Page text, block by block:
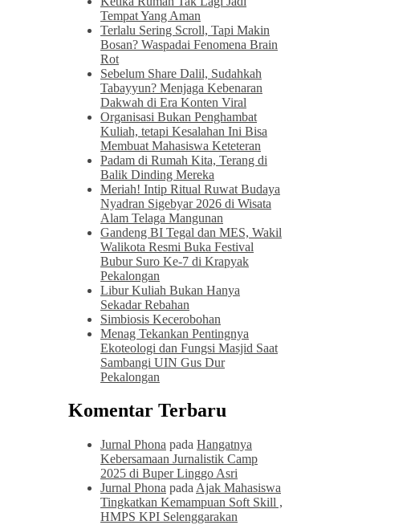
Tempat Yang Aman
Terlalu Sering Scroll, Tapi Makin
Bosan? Waspadai Fenomena Brain
Rot
Sebelum Share Dalil, Sudahkah
Tabayyun? Menjaga Kebenaran
Dakwah di Era Konten Viral
Organisasi Bukan Penghambat
Kuliah, tetapi Kesalahan Ini Bisa
Membuat Mahasiswa Keteteran
Padam di Rumah Kita, Terang di
Balik Dinding Mereka
Meriah! Intip Ritual Ruwat Budaya
Nyadran Sigebyar 2026 di Wisata
Alam Telaga Mangunan
Gandeng BI Tegal dan MES, Wakil
Walikota Resmi Buka Festival
Bubur Suro Ke-7 di Krapyak
Pekalongan
Libur Kuliah Bukan Hanya
Sekadar Rebahan
Simbiosis Kecerobohan
Menag Tekankan Pentingnya
Ekoteologi dan Fungsi Masjid Saat
Sambangi UIN Gus Dur
Pekalongan
Komentar Terbaru
Jurnal Phona pada Hangatnya
Kebersamaan Jurnalistik Camp
2025 di Buper Linggo Asri
Jurnal Phona pada Ajak Mahasiswa
Tingkatkan Kemampuan Soft Skill ,
HMPS KPI Selenggarakan